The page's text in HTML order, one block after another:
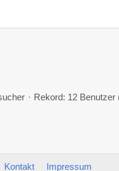
Rekord: 12 Benutzer
Kontakt Impressum